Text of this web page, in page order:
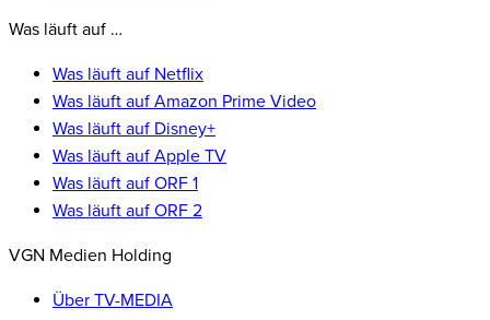
Was läuft auf …
Was läuft auf Netflix
Was läuft auf Amazon Prime Video
Was läuft auf Disney+
Was läuft auf Apple TV
Was läuft auf ORF 1
Was läuft auf ORF 2
VGN Medien Holding
Über TV-MEDIA